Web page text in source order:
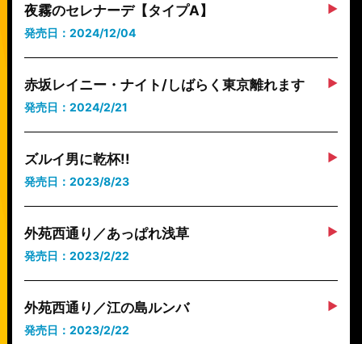
夜霧のセレナーデ【タイプA】
発売日：2024/12/04
赤坂レイニー・ナイト/しばらく東京離れます
発売日：2024/2/21
ズルイ男に乾杯!!
発売日：2023/8/23
外苑西通り／あっぱれ浅草
発売日：2023/2/22
外苑西通り／江の島ルンバ
発売日：2023/2/22